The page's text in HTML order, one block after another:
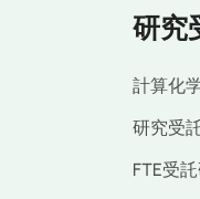
研究
計算化
研究受
FTE受